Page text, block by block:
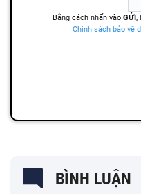
BÌNH LUẬN